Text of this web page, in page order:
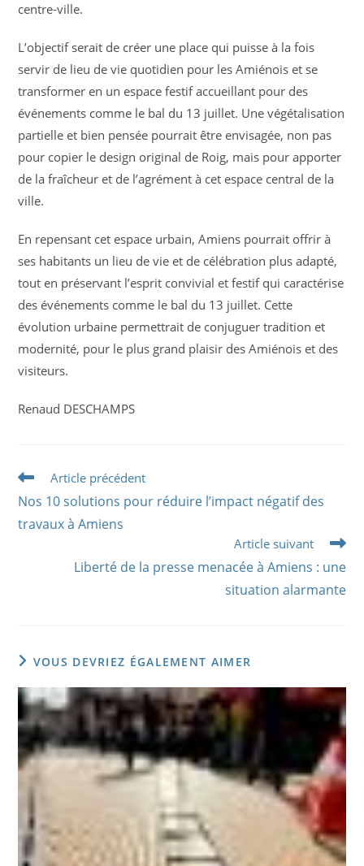
centre-ville.
L’objectif serait de créer une place qui puisse à la fois
servir de lieu de vie quotidien pour les Amiénois et se
transformer en un espace festif accueillant pour des
événements comme le bal du 13 juillet. Une végétalisation
partielle et bien pensée pourrait être envisagée, non pas
pour copier le design original de Roig, mais pour apporter
de la fraîcheur et de l’agrément à cet espace central de la
ville.
En repensant cet espace urbain, Amiens pourrait offrir à
ses habitants un lieu de vie et de célébration plus adapté,
tout en préservant l’esprit convivial et festif qui caractérise
des événements comme le bal du 13 juillet. Cette
évolution urbaine permettrait de conjuguer tradition et
modernité, pour le plus grand plaisir des Amiénois et des
visiteurs.
Renaud DESCHAMPS
Read
articles
Article précédent
Nos 10 solutions pour réduire l’impact négatif des
travaux à Amiens
Article suivant
Liberté de la presse menacée à Amiens : une
situation alarmante
VOUS DEVRIEZ ÉGALEMENT AIMER